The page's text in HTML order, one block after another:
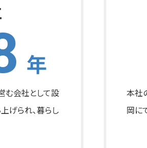
年
む会社として設
げられ、暮らし
本社
岡に